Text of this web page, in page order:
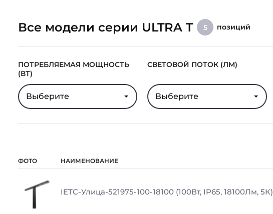
Все модели серии ULTRA T 5 позиций
ПОТРЕБЛЯЕМАЯ МОЩНОСТЬ
(ВТ)
Выберите
СВЕТОВОЙ ПОТОК (ЛМ)
Выберите
ФОТО НАИМЕНОВАНИЕ
IETC-Улица-521975-100-18100 (100Вт, IP65, 18100Лм, 5К)